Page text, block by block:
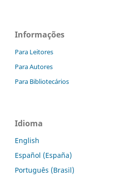
Informações
Para Leitores
Para Autores
Para Bibliotecários
Idioma
English
Español (España)
Português (Brasil)